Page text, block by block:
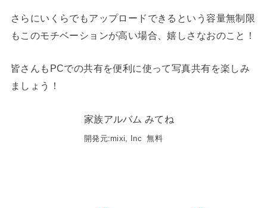
さらにいくらでもアップロードできるという容量無制限
もこのモチベーションが高い場合、嬉しさなおのこと！
皆さんもPCでの共有を便利に使って写真共有を楽しみ
ましょう！
家族アルバム みてね
開発元:mixi, Inc 無料